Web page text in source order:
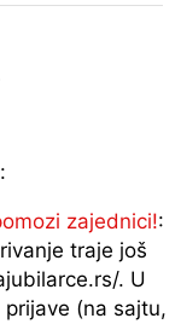
zajednici!:
traje još
. U
(na sajtu,